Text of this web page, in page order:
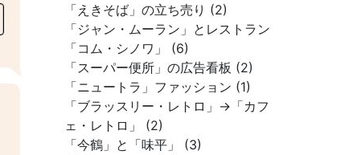
「えきそば」の立ち売り (2)
「ジャン・ムーラン」とレストラン
「コム・シノワ」 (6)
「スーパー便所」の広告看板 (2)
「ニュートラ」ファッション (1)
「ブラッスリー・レトロ」→「カフ
ェ・レトロ」 (2)
「今鶴」と「味平」 (3)